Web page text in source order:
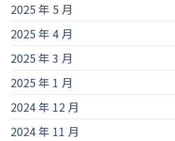
2025 年 5 月
2025 年 4 月
2025 年 3 月
2025 年 1 月
2024 年 12 月
2024 年 11 月